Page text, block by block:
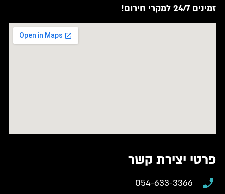
זמינים 24/7 למקרי חירום!
פרטי יצירת קשר
054-633-3366